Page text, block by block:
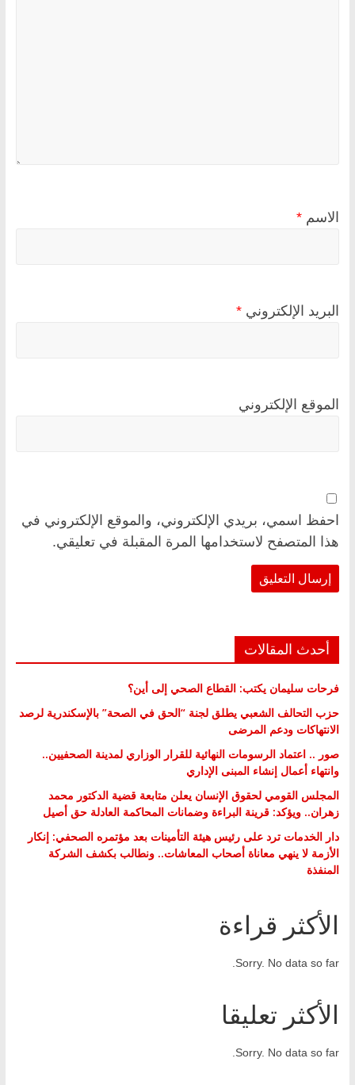
الاسم *
البريد الإلكتروني *
الموقع الإلكتروني
احفظ اسمي، بريدي الإلكتروني، والموقع الإلكتروني في
هذا المتصفح لاستخدامها المرة المقبلة في تعليقي.
أحدث المقالات
فرحات سليمان يكتب: القطاع الصحي إلى أين؟
حزب التحالف الشعبي يطلق لجنة “الحق في الصحة” بالإسكندرية لرصد
الانتهاكات ودعم المرضى
صور .. اعتماد الرسومات النهائية للقرار الوزاري لمدينة الصحفيين..
وانتهاء أعمال إنشاء المبنى الإداري
المجلس القومي لحقوق الإنسان يعلن متابعة قضية الدكتور محمد
زهران.. ويؤكد: قرينة البراءة وضمانات المحاكمة العادلة حق أصيل
دار الخدمات ترد على رئيس هيئة التأمينات بعد مؤتمره الصحفي: إنكار
الأزمة لا ينهي معاناة أصحاب المعاشات.. ونطالب بكشف الشركة
المنفذة
الأكثر قراءة
Sorry. No data so far.
الأكثر تعليقا
Sorry. No data so far.